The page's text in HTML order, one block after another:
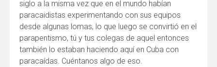
siglo a la misma vez que en el mundo habían
paracaidistas experimentando con sus equipos
desde algunas lomas, lo que luego se convirtió en el
parapentismo, tú y tus colegas de aquel entonces
también lo estaban haciendo aquí en Cuba con
paracaídas. Cuéntanos algo de eso.